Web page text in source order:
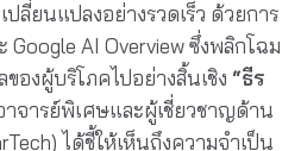
ลี่ยนแปลงอย่างรวดเร็ว ด้วยการ
Google AI Overview ซึ่งพลิกโฉม
องผู้บริโภคไปอย่างสิ้นเชิง “ธีร
จารย์พิเศษและผู้เชี่ยวชาญด้าน
ได้ชี้ให้เห็นถึงความจำเป็น